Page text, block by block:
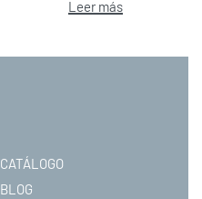
Leer más
CATÁLOGO
BLOG